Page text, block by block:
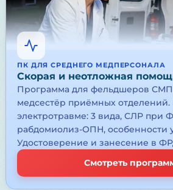
ПК ДЛЯ СРЕДНЕГО МЕДПЕРСОНАЛА
Скорая и неотложная
Программа для фельдшеров
медсестёр приёмных отделений.
электротравме: 3 вида, СЛР при
рабдомиолиз-ОПН, особенности
Удостоверение и занесение в
Смотреть